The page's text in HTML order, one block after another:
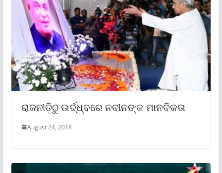
ରାଜନୀତିଠୁ ଉର୍ଦ୍ଧ୍ବରେ ନବୀନଙ୍କ ମାନବିକତା
August 24, 2018